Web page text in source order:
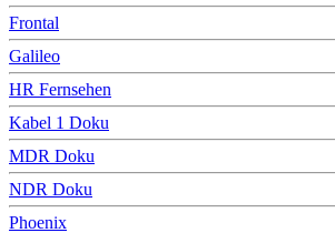
Frontal
Galileo
HR Fernsehen
Kabel 1 Doku
MDR Doku
NDR Doku
Phoenix